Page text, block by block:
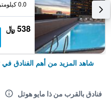
0.0 كيلومتر عن وسط المدينة
538 ﷼
شاهد المزيد من أهم الفنادق في
فنادق بالقرب من ذا مايو هوتل